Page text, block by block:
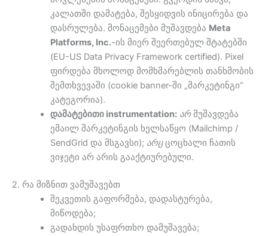
კალათში დამატება, შესყიდვის ინიცირება და
დასრულება. მონაცემები მუშავდება Meta
Platforms, Inc.-ის მიერ შეერთებულ შტატებში
(EU-US Data Privacy Framework certified). Pixel
ფირდება მხოლოდ მომხმარებლის თანხმობის
შემთხვევაში (cookie banner-ში „მარკეტინგი”
კატეგორია).
დამატებითი instrumentation: არმუშავდება
ემაილ მარკეტინგის ხელსაწყო (Mailchimp /
SendGrid და მსგავსი); არცცოცხალი ჩათის
ვიჯეტი არ არის გააქტიურებული.
2. რა მიზნით ვამუშავებთ
შეკვეთის გაფორმება, დადასტურება,
მიწოდება;
გადახდის უსაფრთხო დამუშავება;